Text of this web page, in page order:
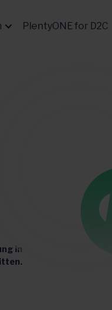
PlentyONE for D2C
in